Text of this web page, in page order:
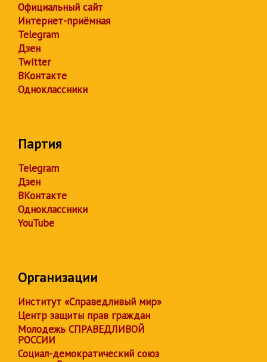
Официальный сайт
Интернет-приёмная
Telegram
Дзен
Twitter
ВКонтакте
Одноклассники
Партия
Telegram
Дзен
ВКонтакте
Одноклассники
YouTube
Организации
Институт «Справедливый мир»
Центр защиты прав граждан
Молодежь СПРАВЕДЛИВОЙ
РОССИИ
Социал-демократический союз